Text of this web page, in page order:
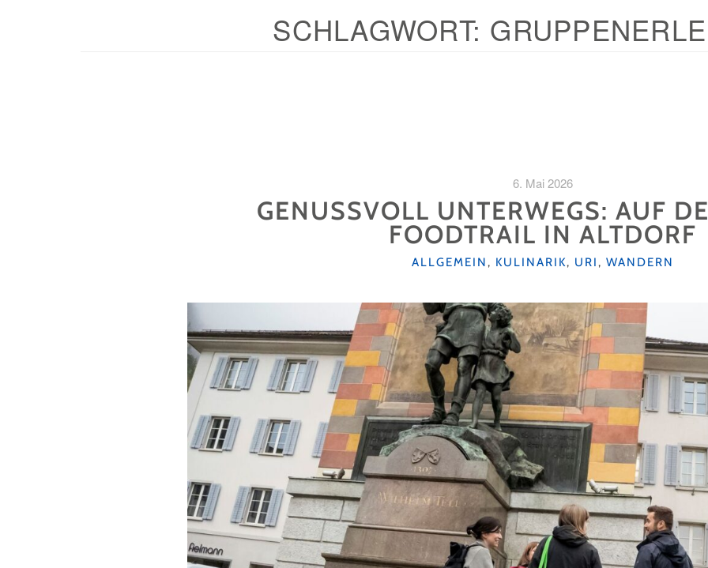
SCHLAGWORT:
6. Mai 2026
GENUSSVOLL UNTERWEGS: AUF
FOODTRAIL IN ALTDORF
KATEGORIEN
ALLGEMEIN, KULINARIK, URI, WANDERN